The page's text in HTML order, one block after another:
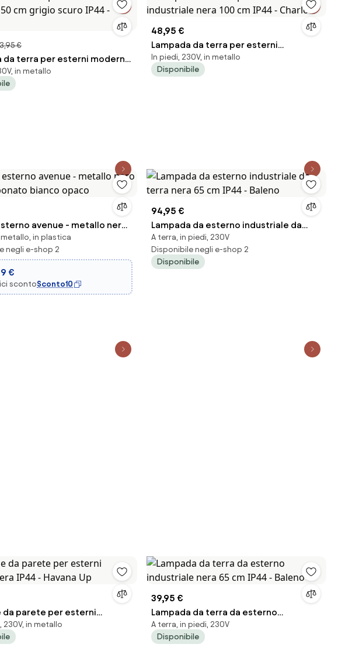
€
da terra per esterni moderna
scuro IP44 - Denmark
in metallo
48,95 €
Lampada da terra per esterni
industriale nera 100 cm IP44 - Charlois
In piedi, 230V, in metallo
Disponibile
avenue - metallo nero
bianco opaco
metallo, in plastica
negli e-shop 2
€
scontoSconto10
94,95 €
Lampada da esterno industriale da
terra nera 65 cm IP44 - Baleno
A terra, in piedi, 230V
Disponibile negli e-shop 2
Disponibile
da parete per esterni
IP44 - Havana Up
230V, in metallo
39,95 €
Lampada da terra da esterno
industriale nera 65 cm IP44 - Baleno
A terra, in piedi, 230V
Disponibile